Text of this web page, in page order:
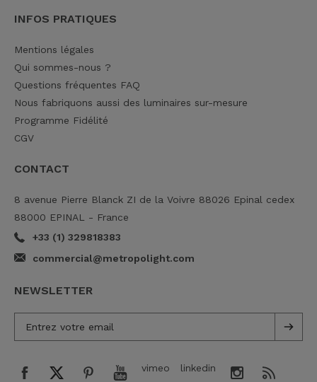
INFOS PRATIQUES
Mentions légales
Qui sommes-nous ?
Questions fréquentes FAQ
Nous fabriquons aussi des luminaires sur-mesure
Programme Fidélité
CGV
CONTACT
8 avenue Pierre Blanck ZI de la Voivre 88026 Epinal cedex
88000 EPINAL - France
+33 (1) 329818383
commercial@metropolight.com
NEWSLETTER
vimeo linkedin